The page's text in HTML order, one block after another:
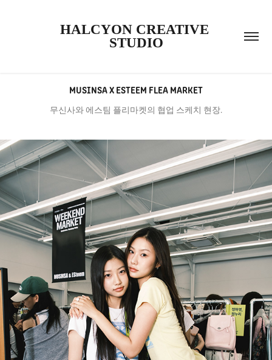
HALCYON CREATIVE
STUDIO
MUSINSA X ESTEEM FLEA MARKET
무신사와 에스팀 플리마켓의 협업 스케치 현장.